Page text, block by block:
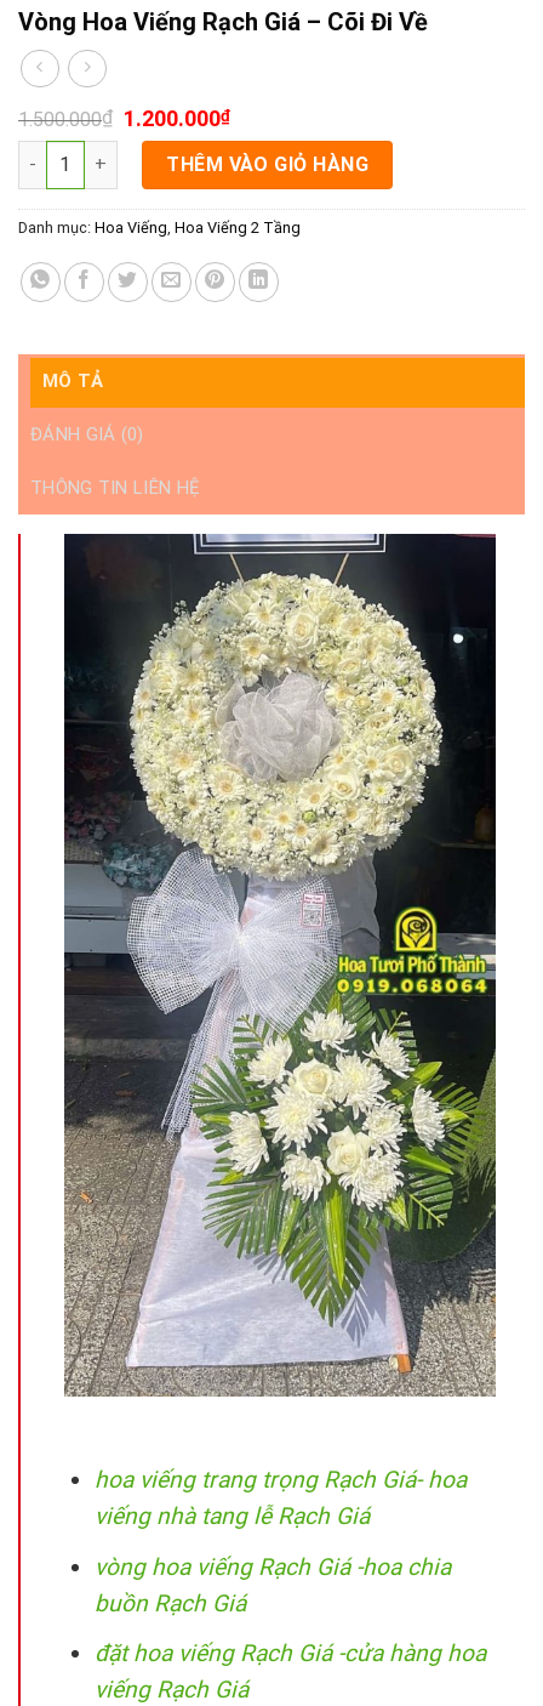
Vòng Hoa Viếng Rạch Giá – Cõi Đi Về
1.500.000₫ 1.200.000₫
Vòng Hoa Viếng Rạch Giá - Cõi Đi Về số lượng
THÊM VÀO GIỎ HÀNG
Danh mục: Hoa Viếng Hoa Viếng 2 Tầng
MÔ TẢ
ĐÁNH GIÁ (0)
THÔNG TIN LIÊN HỆ
hoa viếng trang trọng Rạch Giá- hoa
viếng nhà tang lễ Rạch Giá
vòng hoa viếng Rạch Giá -hoa chia
buồn Rạch Giá
đặt hoa viếng Rạch Giá -cửa hàng hoa
viếng Rạch Giá